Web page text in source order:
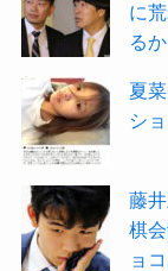
に
る
夏
シ
藤
棋
ョ